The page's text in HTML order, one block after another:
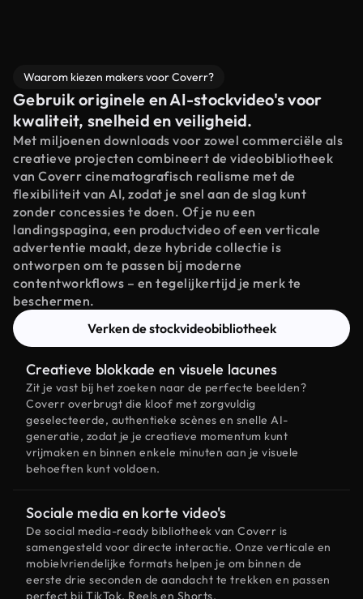
Waarom kiezen makers voor Coverr?
Gebruik originele en AI-stockvideo's voor
kwaliteit, snelheid en veiligheid.
Met miljoenen downloads voor zowel commerciële als
creatieve projecten combineert de videobibliotheek
van Coverr cinematografisch realisme met de
flexibiliteit van AI, zodat je snel aan de slag kunt
zonder concessies te doen. Of je nu een
landingspagina, een productvideo of een verticale
advertentie maakt, deze hybride collectie is
ontworpen om te passen bij moderne
contentworkflows – en tegelijkertijd je merk te
beschermen.
Verken de stockvideobibliotheek
Creatieve blokkade en visuele lacunes
Zit je vast bij het zoeken naar de perfecte beelden?
Coverr overbrugt die kloof met zorgvuldig
geselecteerde, authentieke scènes en snelle AI-
generatie, zodat je je creatieve momentum kunt
vrijmaken en binnen enkele minuten aan je visuele
behoeften kunt voldoen.
Sociale media en korte video's
De social media-ready bibliotheek van Coverr is
samengesteld voor directe interactie. Onze verticale en
mobielvriendelijke formats helpen je om binnen de
eerste drie seconden de aandacht te trekken en passen
perfect bij TikTok, Reels en Shorts.